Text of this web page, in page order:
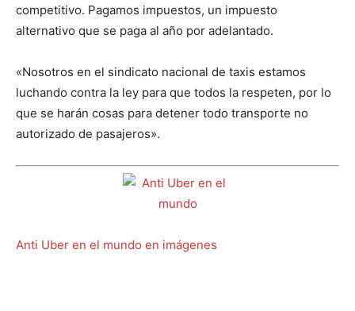
competitivo. Pagamos impuestos, un impuesto
alternativo que se paga al año por adelantado.
«Nosotros en el sindicato nacional de taxis estamos
luchando contra la ley para que todos la respeten, por lo
que se harán cosas para detener todo transporte no
autorizado de pasajeros».
Anti Uber en el mundo en imágenes